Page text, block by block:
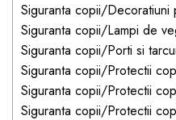
Siguranta copii/Decoratiuni
Siguranta copii/Lampi de
Siguranta copii/Porti si
Siguranta copii/Protectii
Siguranta copii/Protectii
Siguranta copii/Protectii